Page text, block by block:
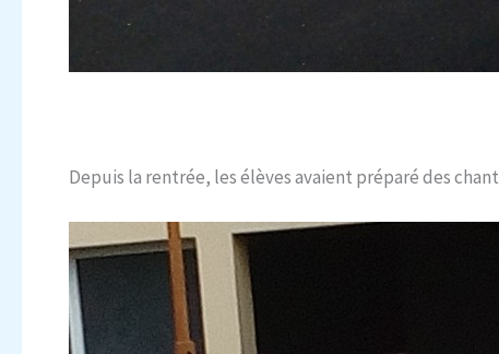
Depuis la rentrée, les élèves avaient préparé des